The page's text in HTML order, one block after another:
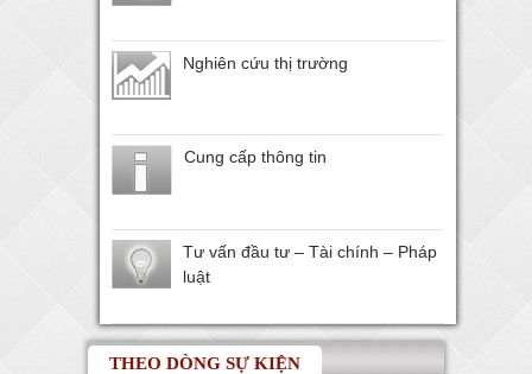
Nghiên cứu thị trường
Cung cấp thông tin
Tư vấn đầu tư – Tài chính – Pháp
luật
THEO DÒNG SỰ KIỆN